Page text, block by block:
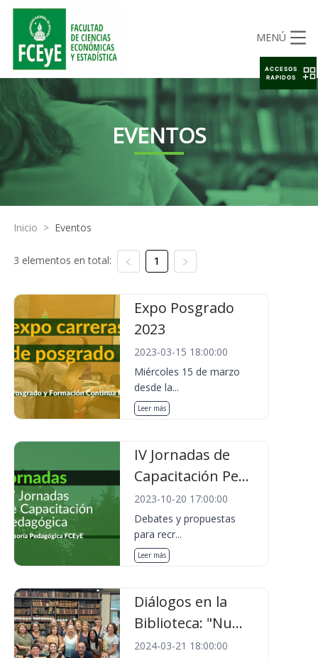
MENÚ
EVENTOS
Inicio > Eventos
3 elementos en total: 1
Expo Posgrado
2023
2023-03-15 18:00:00
Miércoles 15 de marzo
desde la...
Leer más
IV Jornadas de
Capacitación Pe...
2023-10-20 17:00:00
Debates y propuestas
para recr...
Leer más
Diálogos en la
Biblioteca: "Nu...
2024-03-21 18:00:00
ACCESOS
RAPIDOS